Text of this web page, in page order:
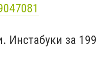
Инстабуки за 199